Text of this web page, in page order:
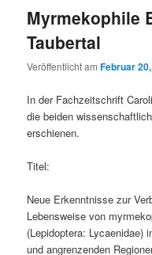
Myrmekophile
Taubertal
Veröffentlicht amFebruar
In der Fachzeitschrift
die beiden
erschienen.
Titel:
Neue Erkenntnisse zur
Lebensweise von
(Lepidoptera: Lycaenidae)
und angrenzenden